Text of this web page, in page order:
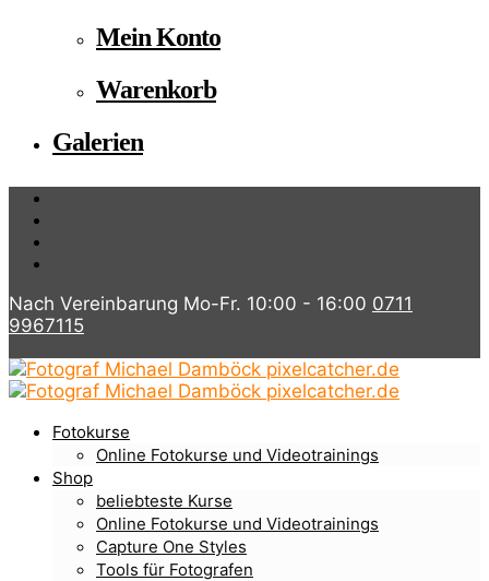
Mein Konto
Warenkorb
Galerien
Nach Vereinbarung Mo-Fr. 10:00 - 16:00 0711
9967115
Fotokurse
Online Fotokurse und Videotrainings
Shop
beliebteste Kurse
Online Fotokurse und Videotrainings
Capture One Styles
Tools für Fotografen